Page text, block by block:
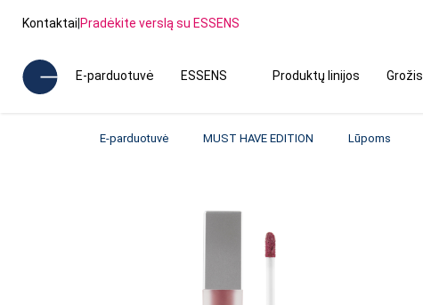
Kontaktai|Pradėkite verslą su ESSENS
E-parduotuvė ESSENS Produktų linijos Grožis
E-parduotuvė MUST HAVE EDITION Lūpoms